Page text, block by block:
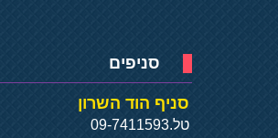
סניפים
סניף הוד השרון
טל.09-7411593